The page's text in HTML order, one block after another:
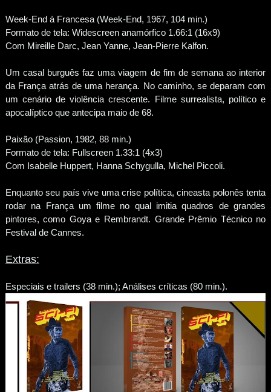
Week-End à Francesa (Week-End, 1967, 104 min.)
Formato de tela: Widescreen anamórfico 1.66:1 (16x9)
Com Mireille Darc, Jean Yanne, Jean-Pierre Kalfon.
Um casal burguês faz uma viagem de fim de semana ao interior
da França atrás de uma herança. No caminho, se deparam com
um cenário de violência crescente. Filme surrealista, político e
apocalíptico que antecipa maio de 68.
Paixão (Passion, 1982, 88 min.)
Formato de tela: Fullscreen 1.33:1 (4x3)
Com Isabelle Huppert, Hanna Schygulla, Michel Piccoli.
Enquanto seu país vive uma crise política, cineasta polonês tenta
rodar na França um filme no qual imitia quadros de grandes
pintores, como Goya e Rembrandt. Grande Prêmio Técnico no
Festival de Cannes.
Extras:
Especiais e trailers (38 min.); Análises críticas (80 min.).